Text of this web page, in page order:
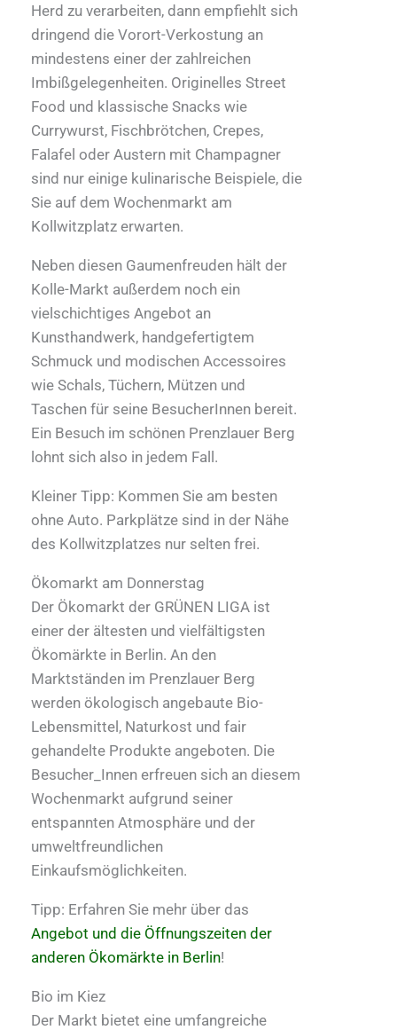
Herd zu verarbeiten, dann empfiehlt sich
dringend die Vorort-Verkostung an
mindestens einer der zahlreichen
Imbißgelegenheiten. Originelles Street
Food und klassische Snacks wie
Currywurst, Fischbrötchen, Crepes,
Falafel oder Austern mit Champagner
sind nur einige kulinarische Beispiele, die
Sie auf dem Wochenmarkt am
Kollwitzplatz erwarten.
Neben diesen Gaumenfreuden hält der
Kolle-Markt außerdem noch ein
vielschichtiges Angebot an
Kunsthandwerk, handgefertigtem
Schmuck und modischen Accessoires
wie Schals, Tüchern, Mützen und
Taschen für seine BesucherInnen bereit.
Ein Besuch im schönen Prenzlauer Berg
lohnt sich also in jedem Fall.
Kleiner Tipp: Kommen Sie am besten
ohne Auto. Parkplätze sind in der Nähe
des Kollwitzplatzes nur selten frei.
Ökomarkt am Donnerstag
Der Ökomarkt der GRÜNEN LIGA ist
einer der ältesten und vielfältigsten
Ökomärkte in Berlin. An den
Marktständen im Prenzlauer Berg
werden ökologisch angebaute Bio-
Lebensmittel, Naturkost und fair
gehandelte Produkte angeboten. Die
Besucher_Innen erfreuen sich an diesem
Wochenmarkt aufgrund seiner
entspannten Atmosphäre und der
umweltfreundlichen
Einkaufsmöglichkeiten.
Tipp: Erfahren Sie mehr über das
Angebot und die Öffnungszeiten der
anderen Ökomärkte in Berlin!
Bio im Kiez
Der Markt bietet eine umfangreiche